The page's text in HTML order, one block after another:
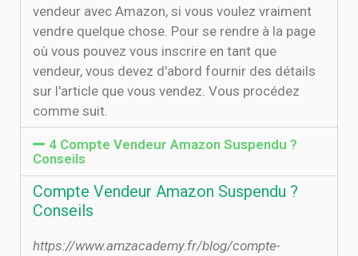
vendeur avec Amazon, si vous voulez vraiment
vendre quelque chose. Pour se rendre à la page
où vous pouvez vous inscrire en tant que
vendeur, vous devez d'abord fournir des détails
sur l'article que vous vendez. Vous procédez
comme suit.
4 Compte Vendeur Amazon Suspendu ?
Conseils
Compte Vendeur Amazon Suspendu ?
Conseils
https://www.amzacademy.fr/blog/compte-